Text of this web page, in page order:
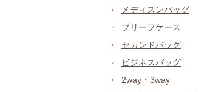
メディスンバッグ
ブリーフケース
セカンドバッグ
ビジネスバッグ
2way・3way